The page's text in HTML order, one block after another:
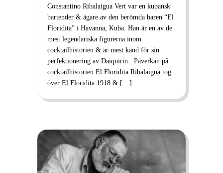
Constantino Ribalaigua Vert var en kubansk
bartender & ägare av den berömda baren “El
Floridita” i Havanna, Kuba. Han är en av de
mest legendariska figurerna inom
cocktailhistorien & är mest känd för sin
perfektionering av Daiquirin.. Påverkan på
cocktailhistorien El Floridita Ribalaigua tog
över El Floridita 1918 & […]